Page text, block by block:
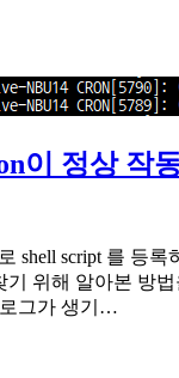
이 정상 작
shell script 를 등
기 위해 알아본 방
그가 생기…